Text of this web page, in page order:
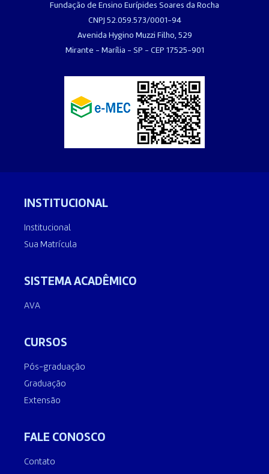
Fundação de Ensino Eurípides Soares da Rocha
CNPJ 52.059.573/0001-94
Avenida Hygino Muzzi Filho, 529
Mirante - Marília - SP - CEP 17525-901
INSTITUCIONAL
Institucional
Sua Matrícula
SISTEMA ACADÊMICO
AVA
CURSOS
Pós-graduação
Graduação
Extensão
FALE CONOSCO
Contato